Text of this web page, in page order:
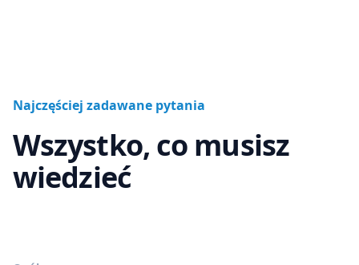
Najczęściej zadawane pytania
Wszystko, co musisz
wiedzieć